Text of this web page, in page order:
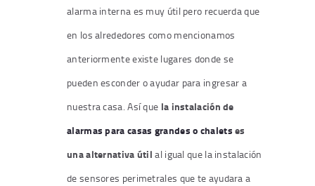
alarma interna es muy útil pero recuerda que
en los alrededores como mencionamos
anteriormente existe lugares donde se
pueden esconder o ayudar para ingresar a
nuestra casa. Así que la instalación de
alarmas para casas grandes o chaletses
una alternativa útil al igual que la instalación
de sensores perimetrales que te ayudara a